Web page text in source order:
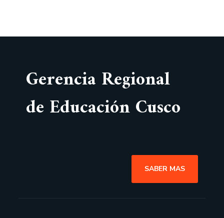
Gerencia Regional
de Educación Cusco
SABER MAS